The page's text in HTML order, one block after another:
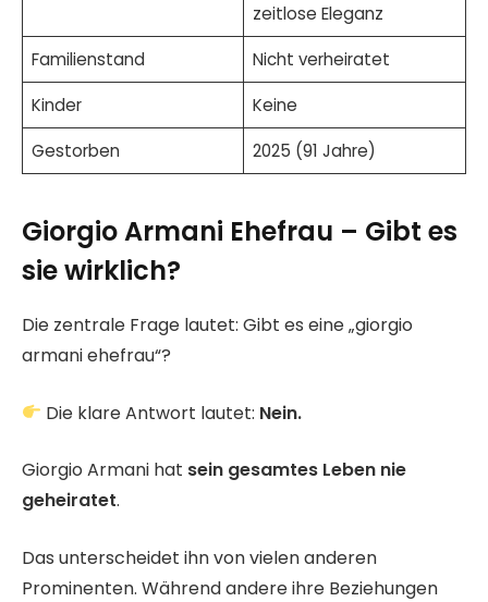
zeitlose Eleganz
Familienstand
Nicht verheiratet
Kinder
Keine
Gestorben
2025 (91 Jahre)
Giorgio Armani Ehefrau – Gibt es
sie wirklich?
Die zentrale Frage lautet: Gibt es eine „giorgio
armani ehefrau“?
Die klare Antwort lautet: Nein.
Giorgio Armani hat sein gesamtes Leben nie
geheiratet.
Das unterscheidet ihn von vielen anderen
Prominenten. Während andere ihre Beziehungen